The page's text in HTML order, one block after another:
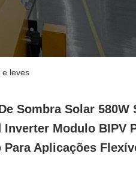
e leves
Sombra Solar 580W
Modulo BIPV
Aplicações